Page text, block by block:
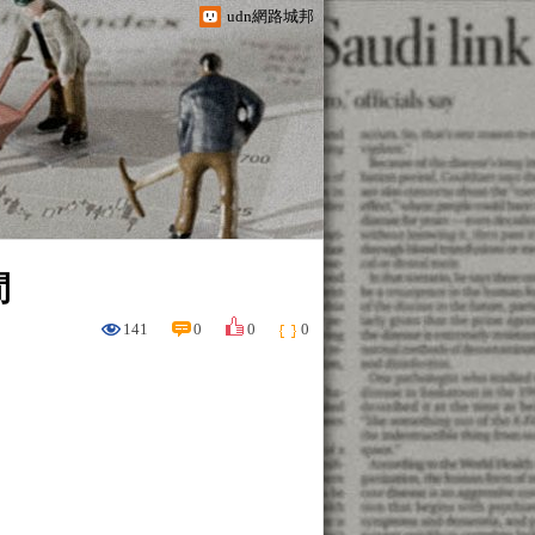
udn網路城邦
141 0 0 0